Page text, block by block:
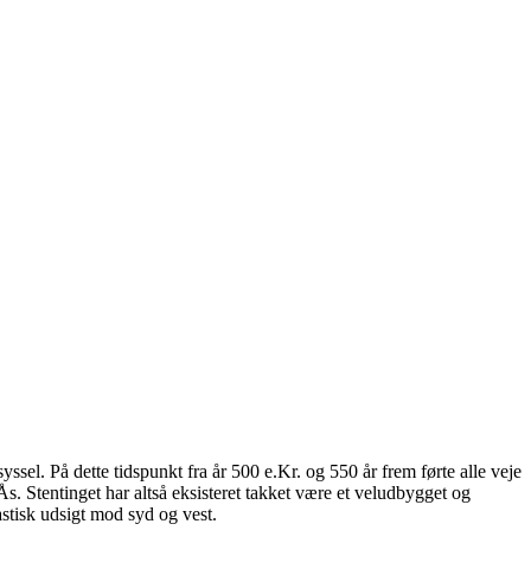
På dette tidspunkt fra år 500 e.Kr. og 550 år frem førte alle veje
Stentinget har altså eksisteret takket være et veludbygget og
udsigt mod syd og vest.